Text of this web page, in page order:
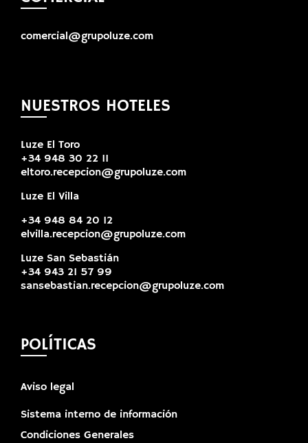
comercial@grupoluze.com
NUESTROS HOTELES
Luze El Toro
+34 948 30 22 11
eltoro.recepcion@grupoluze.com
Luze El Villa
+34 948 84 20 12
elvilla.recepcion@grupoluze.com
Luze San Sebastián
+34 943 21 57 99
sansebastian.recepcion@grupoluze.com
POLÍTICAS
Aviso legal
Sistema interno de información
Condiciones Generales